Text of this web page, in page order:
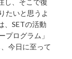
し、そこで復
たいと思うよ
、SETの活動
プログラム」
今日に至って